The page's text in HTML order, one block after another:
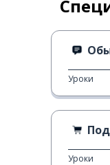
Уроки
Уроки